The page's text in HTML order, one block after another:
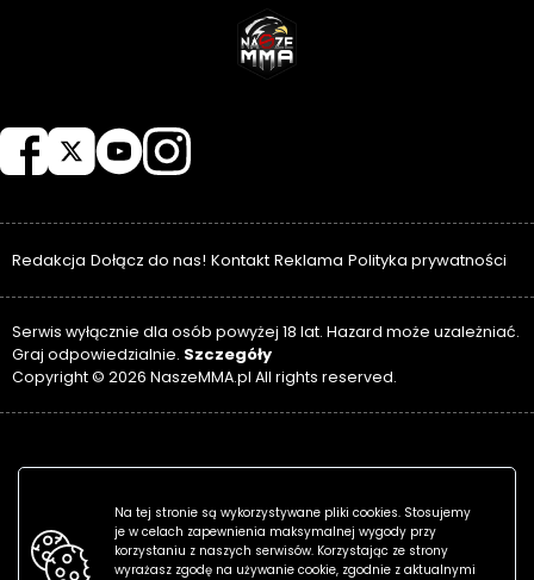
Redakcja Dołącz do nas! Kontakt Reklama Polityka prywatności
Serwis wyłącznie dla osób powyżej 18 lat. Hazard może uzależniać.
Graj odpowiedzialnie. Szczegóły
Copyright © 2026 NaszeMMA.pl All rights reserved.
Na tej stronie są wykorzystywane pliki cookies. Stosujemy
je w celach zapewnienia maksymalnej wygody przy
korzystaniu z naszych serwisów. Korzystając ze strony
wyrażasz zgodę na używanie cookie, zgodnie z aktualnymi